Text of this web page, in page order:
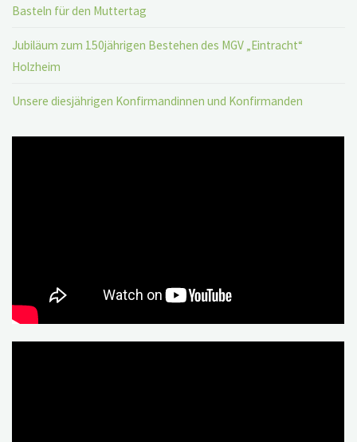
Basteln für den Muttertag
Jubiläum zum 150jährigen Bestehen des MGV „Eintracht“
Holzheim
Unsere diesjährigen Konfirmandinnen und Konfirmanden